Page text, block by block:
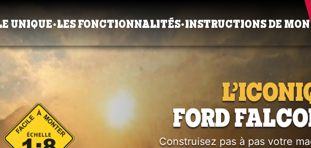
UNIQUE•LES FONCTIONNALITÉS•INSTRUCTIONS DE
FORD
Construisez pas à pas votre